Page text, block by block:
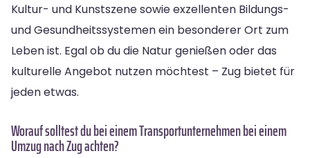
Kultur- und Kunstszene sowie exzellenten Bildungs-
und Gesundheitssystemen ein besonderer Ort zum
Leben ist. Egal ob du die Natur genießen oder das
kulturelle Angebot nutzen möchtest – Zug bietet für
jeden etwas.
Worauf solltest du bei einem Transportunternehmen bei einem
Umzug nach Zug achten?